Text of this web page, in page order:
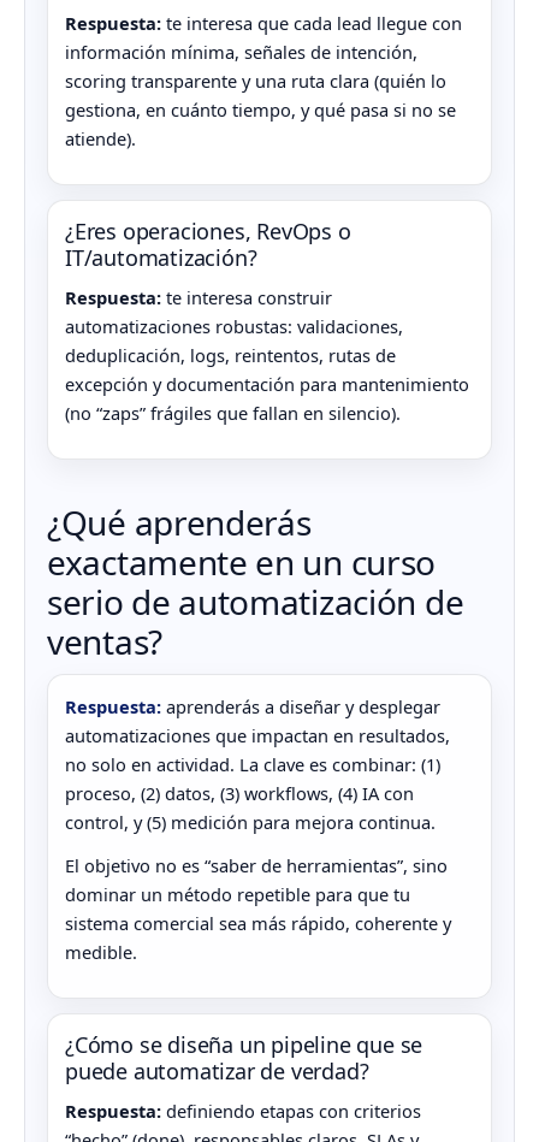
Respuesta: te interesa que cada lead llegue con
información mínima, señales de intención,
scoring transparente y una ruta clara (quién lo
gestiona, en cuánto tiempo, y qué pasa si no se
atiende).
¿Eres operaciones, RevOps o
IT/automatización?
Respuesta: te interesa construir
automatizaciones robustas: validaciones,
deduplicación, logs, reintentos, rutas de
excepción y documentación para mantenimiento
(no “zaps” frágiles que fallan en silencio).
¿Qué aprenderás
exactamente en un curso
serio de automatización de
ventas?
Respuesta: aprenderás a diseñar y desplegar
automatizaciones que impactan en resultados,
no solo en actividad. La clave es combinar: (1)
proceso, (2) datos, (3) workflows, (4) IA con
control, y (5) medición para mejora continua.
El objetivo no es “saber de herramientas”, sino
dominar un método repetible para que tu
sistema comercial sea más rápido, coherente y
medible.
¿Cómo se diseña un pipeline que se
puede automatizar de verdad?
Respuesta: definiendo etapas con criterios